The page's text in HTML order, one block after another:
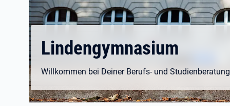
Lindengymnasium
Willkommen bei Deiner Berufs- und